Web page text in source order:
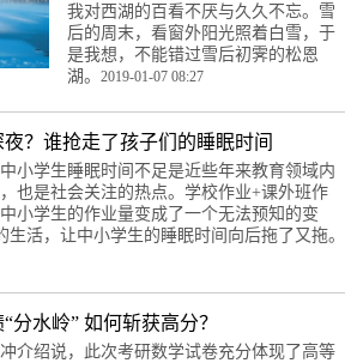
我对西湖的百看不厌与久久不忘。雪
后的周末，看窗外阳光照着白雪，于
是我想，不能错过雪后初霁的松恩
湖。 2019-01-07 08:27
？谁抢走了孩子们的睡眠时间
小学生睡眠时间不足是近些年来教育领域内
也是社会关注的热点。学校作业+课外班作
小学生的作业量变成了一个无法预知的变
活，让中小学生的睡眠时间向后拖了又拖。
分水岭” 如何斩获高分？
介绍说，此次考研数学试卷充分体现了高等